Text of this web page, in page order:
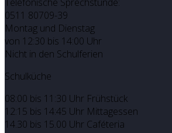
0511 80709-39
Montag und Dienstag
von 12:30 bis 14:00 Uhr
Nicht in den Schulferien
Schulküche
08:00 bis 11:30 Uhr Frühstück
12:15 bis 14:45 Uhr Mittagessen
14.30 bis 15.00 Uhr Caféteria